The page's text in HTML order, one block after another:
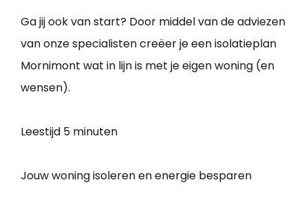
Ga jij ook van start? Door middel van de adviezen
van onze specialisten creëer je een isolatieplan
Mornimont wat in lijn is met je eigen woning (en
wensen).
Leestijd 5 minuten
Jouw woning isoleren en energie besparen